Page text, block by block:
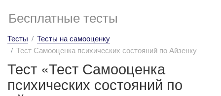
Бесплатные тесты
Тесты
Тесты на самооценку
Тест Самооценка психических состояний по Айзенку
Тест «Тест Самооценка
психических состояний по